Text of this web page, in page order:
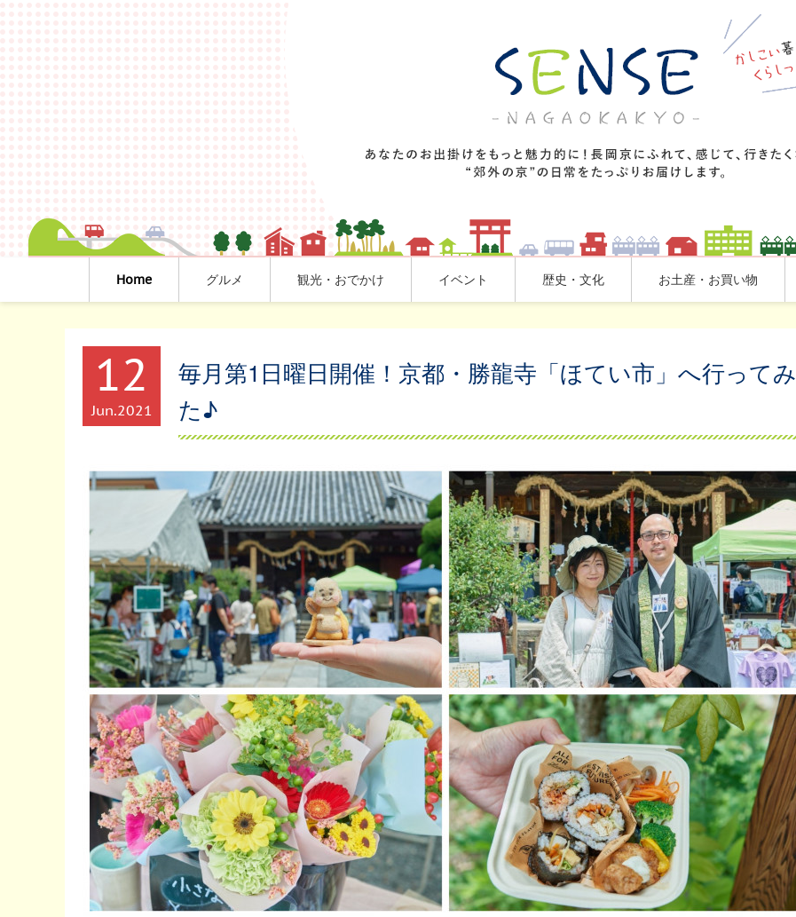
Home グルメ 観光・おでかけ イベント 歴史・文化 お土産・お買い物
12
Jun 2021
毎月第1日曜日開催！京都・勝龍寺「ほてい市」へ行ってみ
た♪